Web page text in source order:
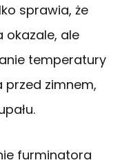
sprawia, że
okazale, ale
temperatury
przed zimnem,
furminatora